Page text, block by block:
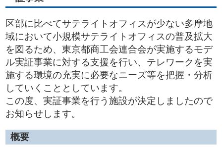
区部に比べてサテライトオフィスが少ない多摩地
域において小規模サテライトオフィスの普及拡大
を図るため、東京都商工会連合会が実施するモデ
ル実証事業に対する支援を行い、テレワークを実
施する環境の充実に必要なニーズ等を把握・分析
していくこととしています。
この度、実証事業を行う施設が決定しましたので
お知らせします。
概要